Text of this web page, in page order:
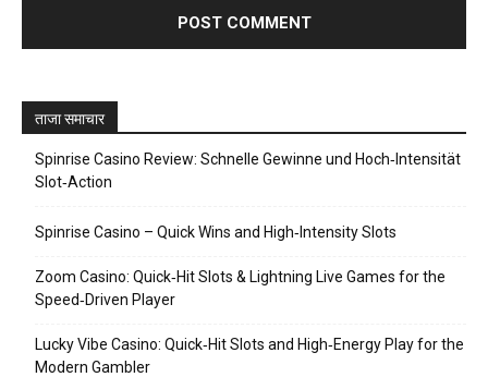
ताजा समाचार
Spinrise Casino Review: Schnelle Gewinne und Hoch‑Intensität
Slot‑Action
Spinrise Casino – Quick Wins and High‑Intensity Slots
Zoom Casino: Quick‑Hit Slots & Lightning Live Games for the
Speed‑Driven Player
Lucky Vibe Casino: Quick‑Hit Slots and High‑Energy Play for the
Modern Gambler